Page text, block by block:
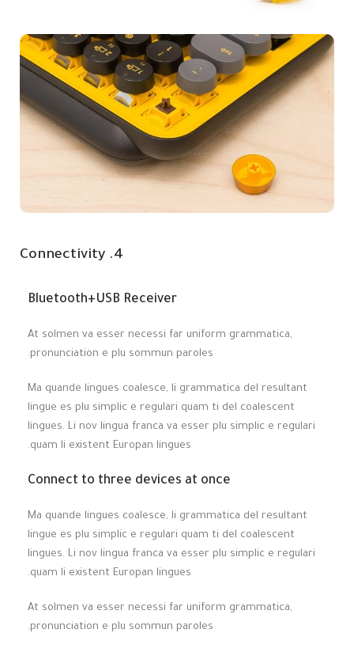
4. Connectivity
Bluetooth+USB Receiver
At solmen va esser necessi far uniform grammatica,
pronunciation e plu sommun paroles.
Ma quande lingues coalesce, li grammatica del resultant
lingue es plu simplic e regulari quam ti del coalescent
lingues. Li nov lingua franca va esser plu simplic e regulari
quam li existent Europan lingues.
Connect to three devices at once
Ma quande lingues coalesce, li grammatica del resultant
lingue es plu simplic e regulari quam ti del coalescent
lingues. Li nov lingua franca va esser plu simplic e regulari
quam li existent Europan lingues.
At solmen va esser necessi far uniform grammatica,
pronunciation e plu sommun paroles.